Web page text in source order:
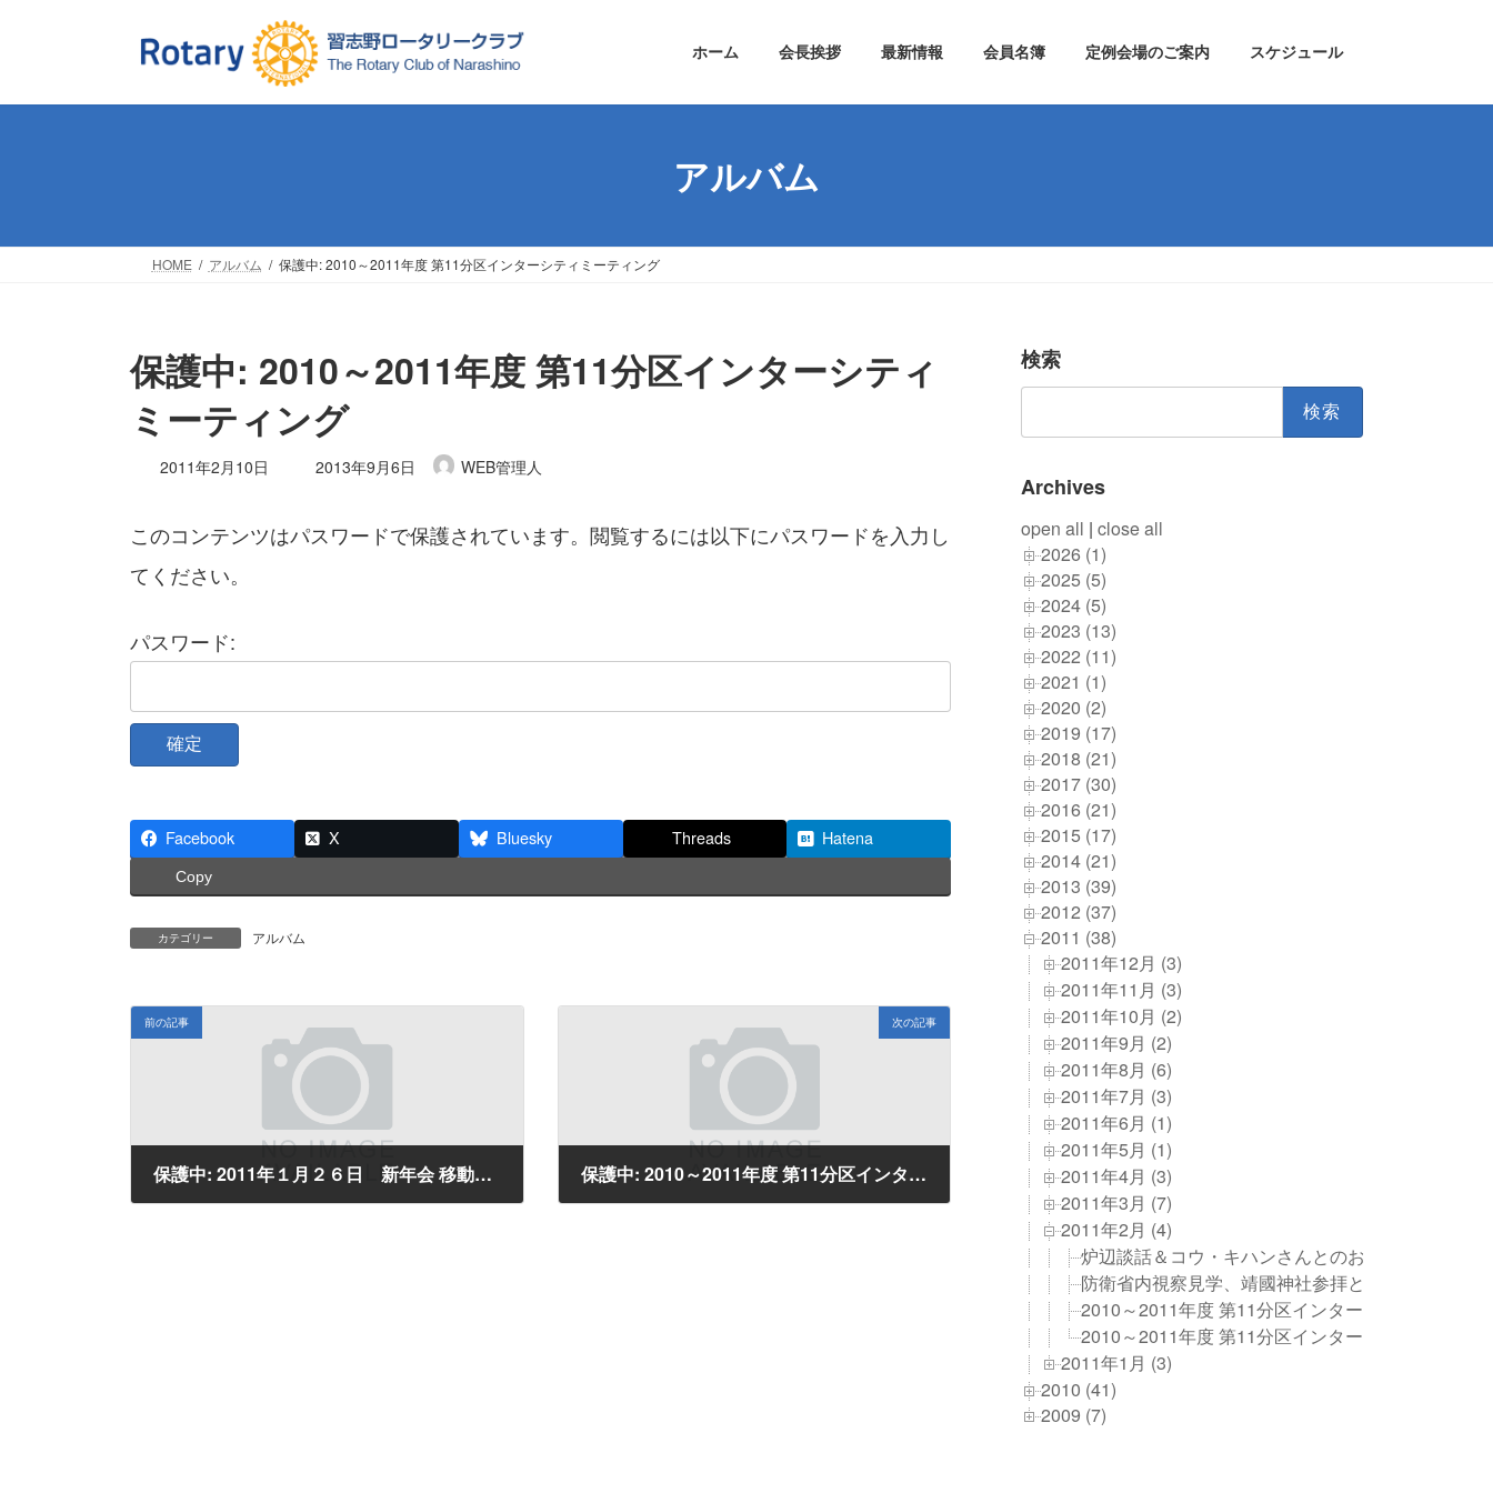
プ
動
ホーム 会長挨拶 最新情報 会員名簿 定例会場のご案内 スケジュール
アルバム
HOME アルバム 保護中: 2010～2011年度 第11分区インターシティミーティング
保護中: 2010～2011年度 第11分区インターシティ
ミーティング
2011年2月10日
最
新
2013年9月6日 WEB管理人
このコンテンツはパスワードで保護されています。閲覧するには以下にパスワードを入力し
てください。
パスワード:
Facebook X Bluesky Threads Hatena
Copy
カテゴリー アルバム
前の記事
保護中: 2011年１月２６日 新年会 移動例会
次の記事
保護中: 2010～2011年度 第11分区インターシティミーティング (大木会員編）
検索
Archives
open all |close all
2026 (1)
2025 (5)
2024 (5)
2023 (13)
2022 (11)
2021 (1)
2020 (2)
2019 (17)
2018 (21)
2017 (30)
2016 (21)
2015 (17)
2014 (21)
2013 (39)
2012 (37)
2011 (38)
2011年12月 (3)
2011年11月 (3)
2011年10月 (2)
2011年9月 (2)
2011年8月 (6)
2011年7月 (3)
2011年6月 (1)
2011年5月 (1)
2011年4月 (3)
2011年3月 (7)
2011年2月 (4)
炉辺談話＆コウ・キハンさんとのお別れ会
防衛省内視察見学、靖國神社参拝と見学旅行
2010～2011年度 第11分区インターシティミーテ
2010～2011年度 第11分区インターシティミーティ
2011年1月 (3)
2010 (41)
2009 (7)